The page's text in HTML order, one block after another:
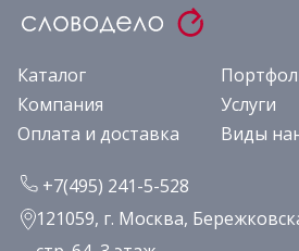
Каталог
Компания
Услуги
Оплата и доставка
Виды
+7(495) 241-5-528
121059, г. Москва,